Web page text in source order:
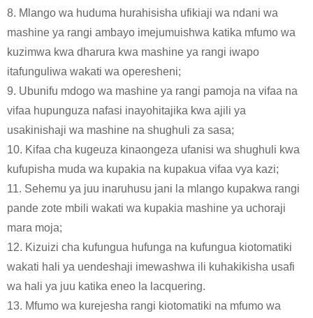
8. Mlango wa huduma hurahisisha ufikiaji wa ndani wa
mashine ya rangi ambayo imejumuishwa katika mfumo wa
kuzimwa kwa dharura kwa mashine ya rangi iwapo
itafunguliwa wakati wa operesheni;
9. Ubunifu mdogo wa mashine ya rangi pamoja na vifaa na
vifaa hupunguza nafasi inayohitajika kwa ajili ya
usakinishaji wa mashine na shughuli za sasa;
10. Kifaa cha kugeuza kinaongeza ufanisi wa shughuli kwa
kufupisha muda wa kupakia na kupakua vifaa vya kazi;
11. Sehemu ya juu inaruhusu jani la mlango kupakwa rangi
pande zote mbili wakati wa kupakia mashine ya uchoraji
mara moja;
12. Kizuizi cha kufungua hufunga na kufungua kiotomatiki
wakati hali ya uendeshaji imewashwa ili kuhakikisha usafi
wa hali ya juu katika eneo la lacquering.
13. Mfumo wa kurejesha rangi kiotomatiki na mfumo wa